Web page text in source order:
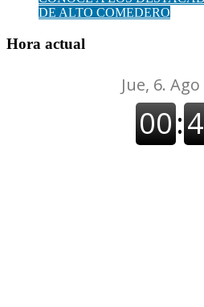
DE ALTO COMEDERO
Hora actual